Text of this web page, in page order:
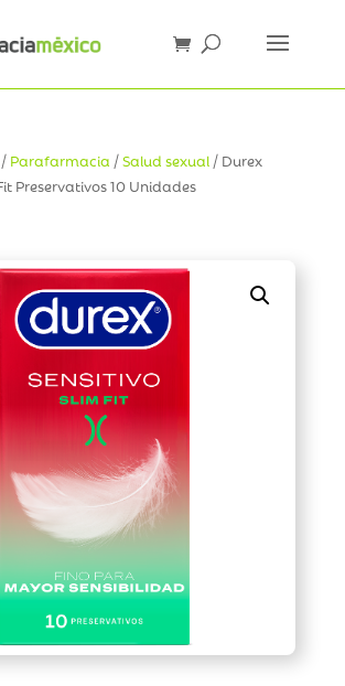
/ Parafarmacia /Salud sexual/ Durex
Preservativos 10 Unidades